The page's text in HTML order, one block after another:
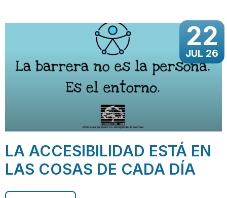
22
JUL 26
LA ACCESIBILIDAD ESTÁ EN
LAS COSAS DE CADA DÍA